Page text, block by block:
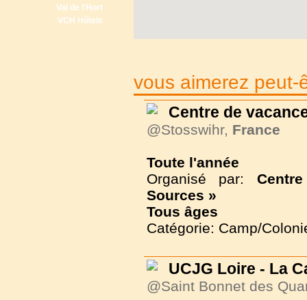
Val de l'Hort
VCH Hôtels
vous aimerez peut-
Centre de
@Stosswihr, France
Toute l'année
Organisé par:
Sources »
Tous âges
Catégorie: Camp/
UCJG Loire - La
@Saint Bonnet des